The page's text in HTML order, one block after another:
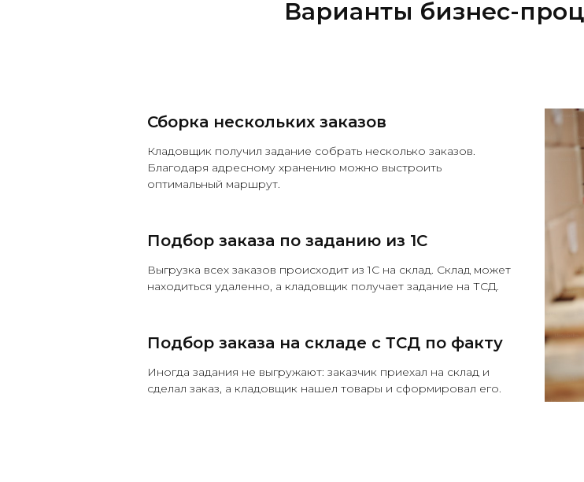
Варианты бизнес-
Сборка нескольких заказов
Кладовщик получил задание собрать несколько заказов.
Благодаря адресному хранению можно выстроить
оптимальный маршрут.
Подбор заказа по заданию из 1С
Выгрузка всех заказов происходит из 1С на склад. Склад может
находиться удаленно, а кладовщик получает задание на ТСД.
Подбор заказа на складе с ТСД по факту
Иногда задания не выгружают: заказчик приехал на склад и
сделал заказ, а кладовщик нашел товары и сформировал его.